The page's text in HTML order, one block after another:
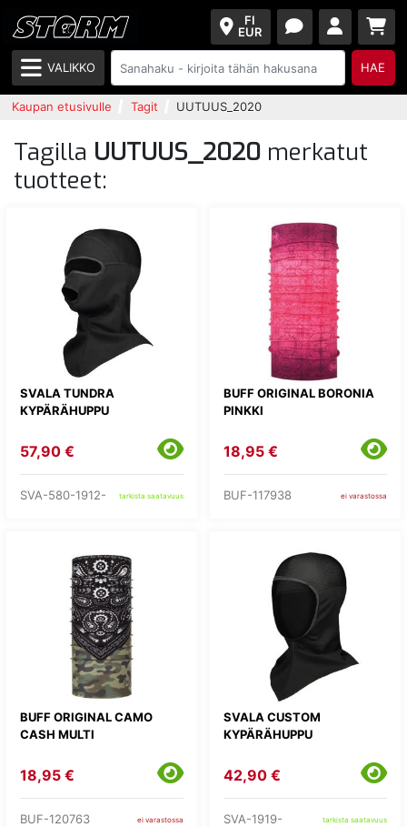
FI
EUR
VALIKKO HAE
Kaupan etusivulle Tagit UUTUUS_2020
Tagilla UUTUUS_2020 merkatut
tuotteet:
SVALA TUNDRA
KYPÄRÄHUPPU
57,90 €
SVA-580-1912- tarkista saatavuus
BUFF ORIGINAL BORONIA
PINKKI
18,95 €
BUF-117938 ei varastossa
BUFF ORIGINAL CAMO
CASH MULTI
18,95 €
BUF-120763 ei varastossa
SVALA CUSTOM
KYPÄRÄHUPPU
42,90 €
SVA-1919- tarkista saatavuus